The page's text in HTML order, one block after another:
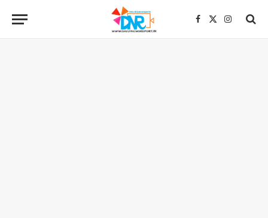
Facebook
X